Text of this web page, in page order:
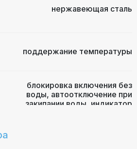
нержавеющая сталь
поддержание температуры
блокировка включения без
воды, автоотключение при
закипании воды индикатор